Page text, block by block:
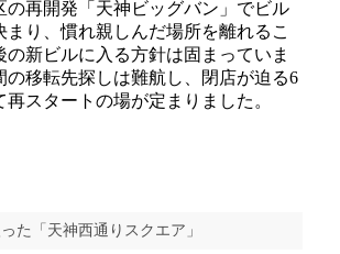
再開発「天神ビッグバン」でビル
まり、慣れ親しんだ場所を離れるこ
の新ビルに入る方針は固まっていま
の移転先探しは難航し、閉店が迫る6
再スタートの場が定まりました。
た「天神西通りスクエア」